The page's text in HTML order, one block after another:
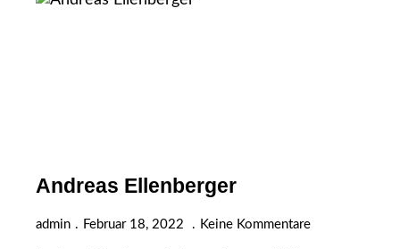
Andreas Ellenberger
admin Februar 18, 2022 Keine Kommentare